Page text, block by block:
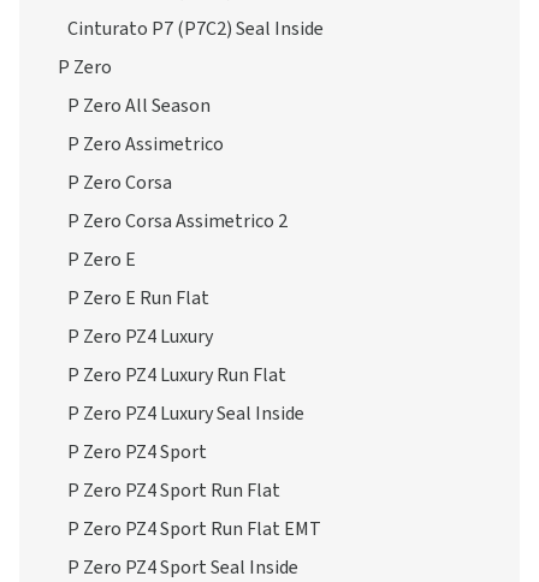
Cinturato P7 (P7C2) Seal Inside
P Zero
P Zero All Season
P Zero Assimetrico
P Zero Corsa
P Zero Corsa Assimetrico 2
P Zero E
P Zero E Run Flat
P Zero PZ4 Luxury
P Zero PZ4 Luxury Run Flat
P Zero PZ4 Luxury Seal Inside
P Zero PZ4 Sport
P Zero PZ4 Sport Run Flat
P Zero PZ4 Sport Run Flat EMT
P Zero PZ4 Sport Seal Inside